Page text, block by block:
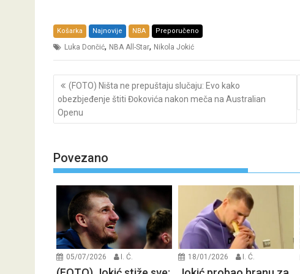
Košarka Najnovije NBA Preporučeno
Luka Dončić, NBA All-Star, Nikola Jokić
Post
navigation
(FOTO) Ništa ne prepuštaju slučaju: Evo kako
obezbjeđenje štiti Đokovića nakon meča na Australian
Openu
Povezano
05/07/2026 I. Ć. 18/01/2026 I. Ć.